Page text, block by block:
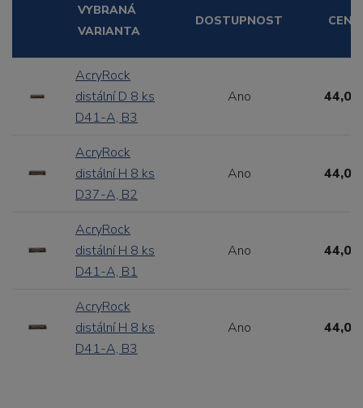
VYBRANÁ
VARIANTA
DOSTUPNOST CENA
AcryRock
distální D 8 ks
D41-A, B3
Ano 44,00
AcryRock
distální H 8 ks
D37-A, B2
Ano 44,00
AcryRock
distální H 8 ks
D41-A, B1
Ano 44,00
AcryRock
distální H 8 ks
D41-A, B3
Ano 44,00